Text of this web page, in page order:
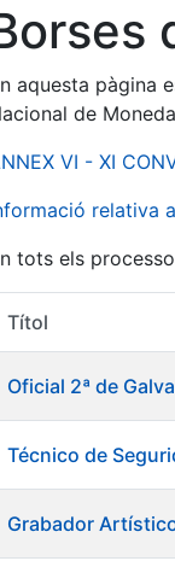
Mostra/Amaga
Mostra/Amaga
aquesta pàgina
de
VI - XI
relativa
tots els
Títol
Oficial 2ª de
Técnico de
Grabador